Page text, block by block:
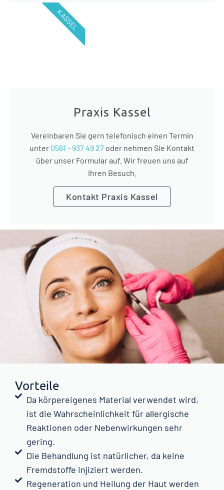
Praxis Kassel
Vereinbaren Sie gern telefonisch einen Termin
unter 0561 - 937 49 27 oder nehmen Sie Kontakt
über unser Formular auf. Wir freuen uns auf
Ihren Besuch.
Kontakt Praxis Kassel
KASSEL
Vorteile
Da körpereigenes Material verwendet wird,
ist die Wahrscheinlichkeit für allergische
Reaktionen oder Nebenwirkungen sehr
gering.
Die Behandlung ist natürlicher, da keine
Fremdstoffe injiziert werden.
Regeneration und Heilung der Haut werden